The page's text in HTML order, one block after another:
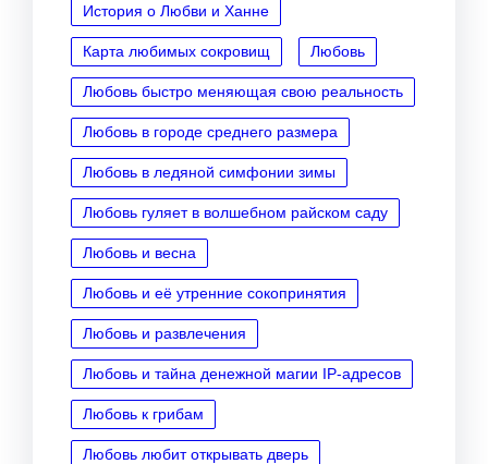
История о Любви и Ханне
Карта любимых сокровищ Любовь
Любовь быстро меняющая свою реальность
Любовь в городе среднего размера
Любовь в ледяной симфонии зимы
Любовь гуляет в волшебном райском саду
Любовь и весна
Любовь и её утренние сокопринятия
Любовь и развлечения
Любовь и тайна денежной магии IP‑адресов
Любовь к грибам
Любовь любит открывать дверь